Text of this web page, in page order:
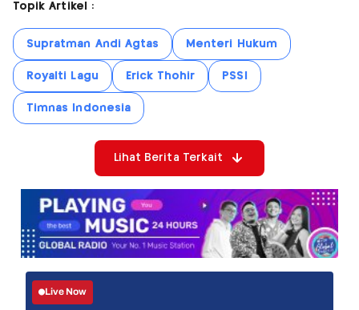
Topik Artikel :
Supratman Andi Agtas Menteri Hukum
Royalti Lagu Erick Thohir PSSI
Timnas Indonesia
Lihat Berita Terkait
Live Now